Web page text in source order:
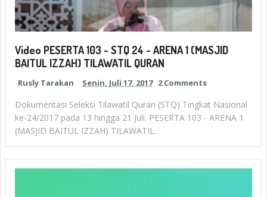
Video PESERTA 103 - STQ 24 - ARENA 1 (MASJID
BAITUL IZZAH) TILAWATIL QURAN
Rusly Tarakan Senin, Juli 17, 2017 2 Comments
Dokumentasi Seleksi Tilawatil Quran (STQ) Tingkat Nasional
ke-24/2017 pada 13 hingga 21 Juli. PESERTA 103 - ARENA 1
(MASJID BAITUL IZZAH) TILAWATIL...